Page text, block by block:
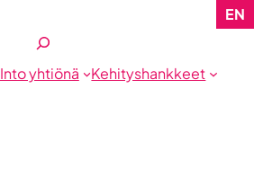
Etsi
Into yhtiönä Kehityshankkeet
EN